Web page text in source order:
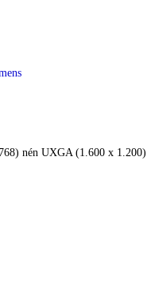
nén UXGA (1.600 x 1.200)